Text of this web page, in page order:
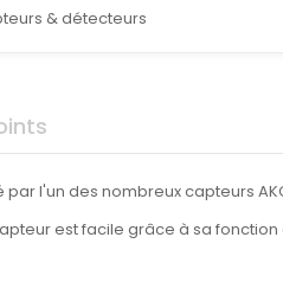
& détecteurs
l'un des nombreux capteurs
est facile grâce à sa